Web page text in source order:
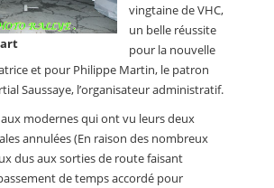
vingtaine de VHC,
un belle réussite
pour la nouvelle
et pour Philippe Martin, le patron
Saussaye, l’organisateur administratif.
modernes qui ont vu leurs deux
annulées (En raison des nombreux
dus aux sorties de route faisant
de temps accordé pour